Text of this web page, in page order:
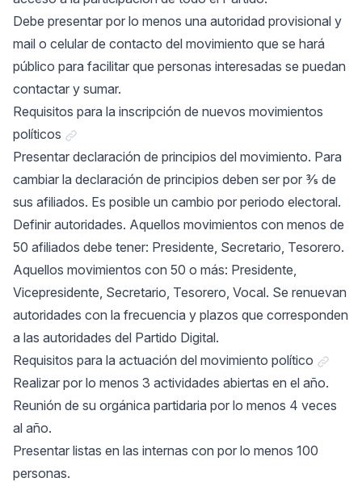
Debe presentar por lo menos una autoridad provisional y
mail o celular de contacto del movimiento que se hará
público para facilitar que personas interesadas se puedan
contactar y sumar.
Requisitos para la inscripción de nuevos movimientos
políticos Link a "Requisitos para la inscripción de nuevos
Presentar declaración de principios del movimiento. Para
cambiar la declaración de principios deben ser por ⅗ de
sus afiliados. Es posible un cambio por periodo electoral.
Definir autoridades. Aquellos movimientos con menos de
50 afiliados debe tener: Presidente, Secretario, Tesorero.
Aquellos movimientos con 50 o más: Presidente,
Vicepresidente, Secretario, Tesorero, Vocal. Se renuevan
autoridades con la frecuencia y plazos que corresponden
a las autoridades del Partido Digital.
Requisitos para la actuación del movimiento político Link a
Realizar por lo menos 3 actividades abiertas en el año.
Reunión de su orgánica partidaria por lo menos 4 veces
al año.
Presentar listas en las internas con por lo menos 100
personas.